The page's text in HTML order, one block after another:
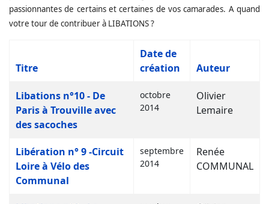
passionnantes de certains et certaines de vos camarades. A quand
votre tour de contribuer à LIBATIONS ?
Titre
Date de
création
Auteur
Libations n°10 - De
Paris à Trouville avec
des sacoches
octobre
2014
Olivier
Lemaire
Libération n° 9 -Circuit
Loire à Vélo des
Communal
septembre
2014
Renée
COMMUNAL